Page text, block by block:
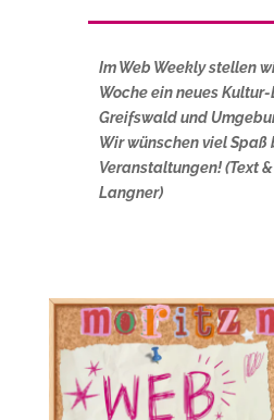
Im Web Weekly stellen
Woche ein neues
Greifswald und
Wir wünschen viel Spaß
Veranstaltungen! (Text
Langner)